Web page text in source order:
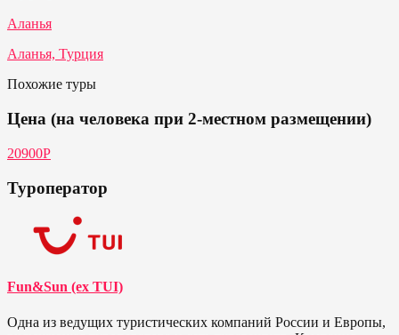
Аланья
Аланья, Турция
Похожие туры
Цена (на человека при 2-местном размещении)
20900P
Туроператор
Fun&Sun (ex TUI)
Одна из ведущих туристических компаний России и Европы,